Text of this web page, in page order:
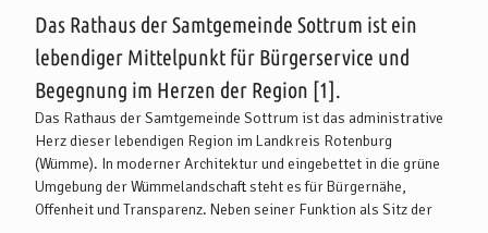
Das Rathaus der Samtgemeinde Sottrum ist ein
lebendiger Mittelpunkt für Bürgerservice und
Begegnung im Herzen der Region [1].
Das Rathaus der Samtgemeinde Sottrum ist das administrative
Herz dieser lebendigen Region im Landkreis Rotenburg
(Wümme). In moderner Architektur und eingebettet in die grüne
Umgebung der Wümmelandschaft steht es für Bürgernähe,
Offenheit und Transparenz. Neben seiner Funktion als Sitz der